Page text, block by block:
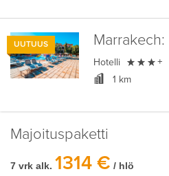
UUTUUS Marrakech:
Hotelli  +
1 km
Majoituspaketti
7 vrk alk. 1314 € / hlö